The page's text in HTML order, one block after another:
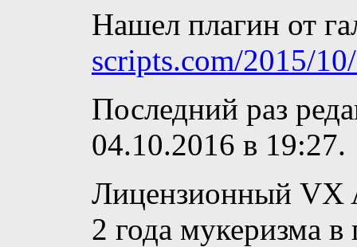
Нашел плагин от
scripts.com/2015/
Последний раз
04.10.2016 в 19:27.
Лицензионный VX
2 года мукеризма